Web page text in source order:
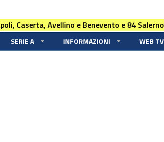
Caserta, Avellino e Benevento e 84 Salerno
SERIE A INFORMAZIONI WEB TV